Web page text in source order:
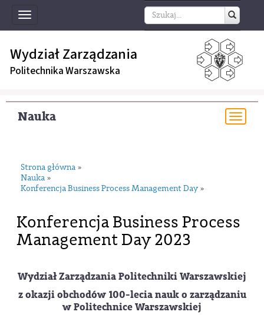
Toggle
navigation
Wydział Zarządzania
Politechnika Warszawska
Nauka
Strona główna »
Nauka »
Konferencja Business Process Management Day »
Konferencja Business Process
Management Day 2023
Wydział Zarządzania Politechniki Warszawskiej
z okazji obchodów 100-lecia nauk o zarządzaniu
w Politechnice Warszawskiej